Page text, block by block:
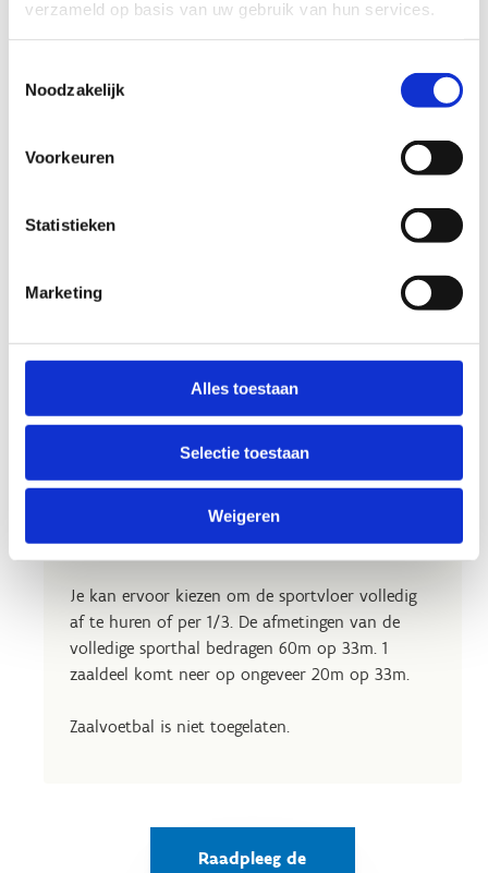
verzameld op basis van uw gebruik van hun services.
Noodzakelijk
Voorkeuren
Statistieken
Marketing
Alles toestaan
Selectie toestaan
Weigeren
Ons wielercentrum beschikt ook over een
omnisporthal op het binnenplein. Je kan deze
sportvloer als individu/groep, school of club
afhuren voor een sportieve activiteit.
Je kan ervoor kiezen om de sportvloer volledig
af te huren of per 1/3. De afmetingen van de
volledige sporthal bedragen 60m op 33m. 1
zaaldeel komt neer op ongeveer 20m op 33m.
Zaalvoetbal is niet toegelaten.
Raadpleeg de